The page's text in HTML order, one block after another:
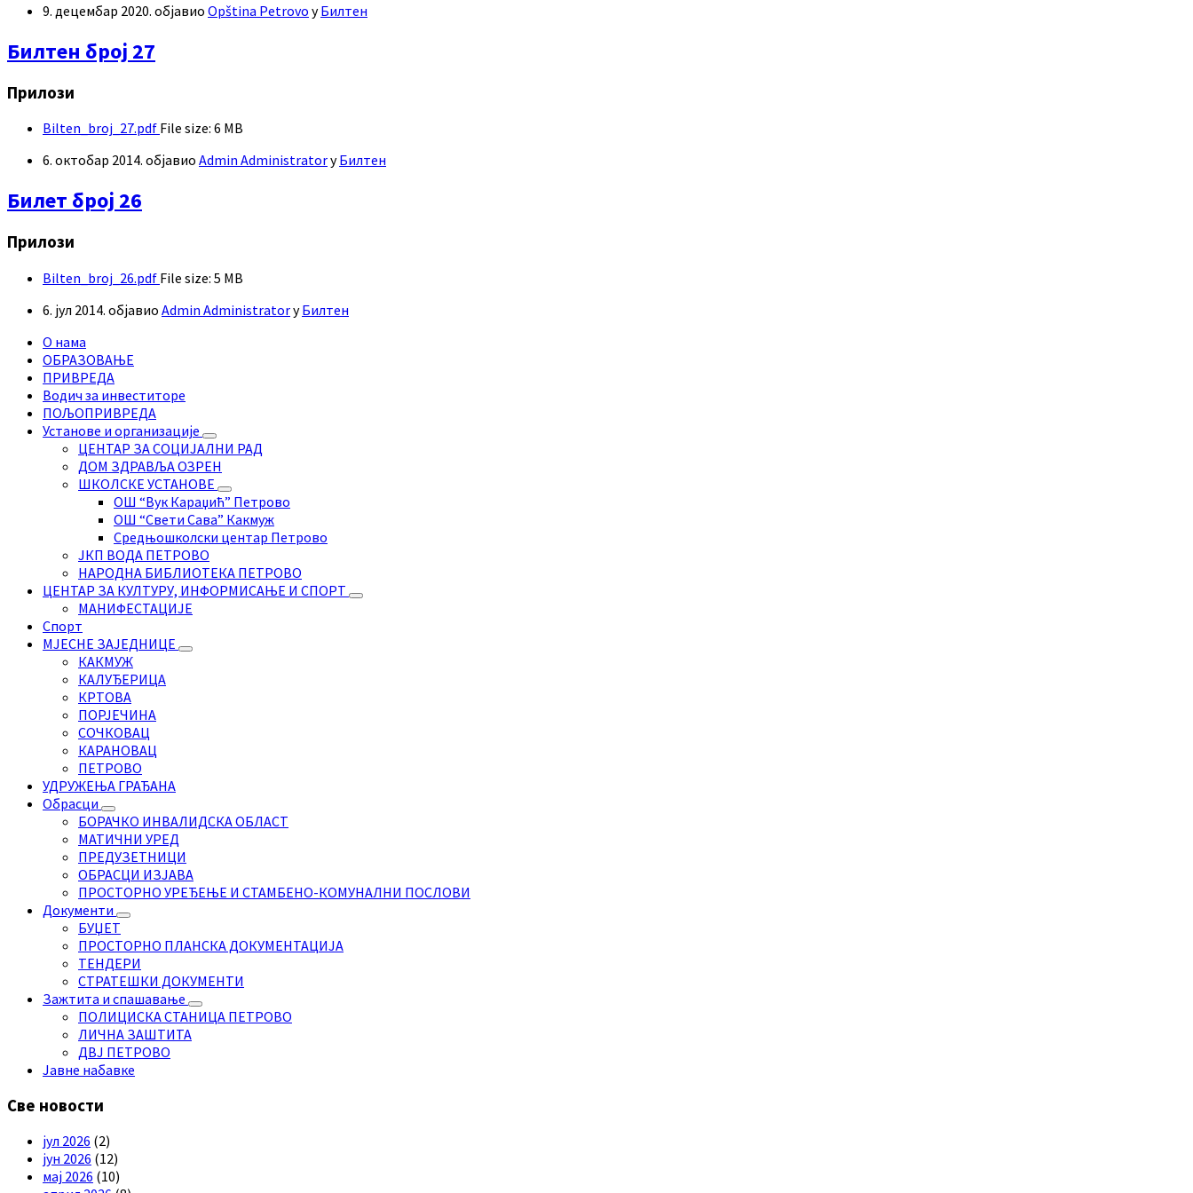
9. децембар 2020. објавио Opština Petrovo уБилтен
Билтен број 27
Прилози
Bilten_broj_27.pdf File size: 6 MB
6. октобар 2014. објавио Admin AdministratorуБилтен
Билет број 26
Прилози
Bilten_broj_26.pdf File size: 5 MB
6. јул 2014. објавио Admin AdministratorуБилтен
О нама
ОБРАЗОВАЊЕ
ПРИВРЕДА
Водич за инвеститоре
ПОЉОПРИВРЕДА
Установе и организације
ЦЕНТАР ЗА СОЦИЈАЛНИ РАД
ДОМ ЗДРАВЉА ОЗРЕН
ШКОЛСКЕ УСТАНОВЕ
ОШ “Вук Караџић” Петрово
ОШ “Свети Сава” Какмуж
Средњошколски центар Петрово
ЈКП ВОДА ПЕТРОВО
НАРОДНА БИБЛИОТЕКА ПЕТРОВО
ЦЕНТАР ЗА КУЛТУРУ, ИНФОРМИСАЊЕ И СПОРТ
МАНИФЕСТАЦИЈЕ
Спорт
МЈЕСНЕ ЗАЈЕДНИЦЕ
КАКМУЖ
КАЛУЂЕРИЦА
КРТОВА
ПОРЈЕЧИНА
СОЧКОВАЦ
КАРАНОВАЦ
ПЕТРОВО
УДРУЖЕЊА ГРАЂАНА
Обрасци
БОРАЧКО ИНВАЛИДСКА ОБЛАСТ
МАТИЧНИ УРЕД
ПРЕДУЗЕТНИЦИ
ОБРАСЦИ ИЗЈАВА
ПРОСТОРНО УРЕЂЕЊЕ И СТАМБЕНО-КОМУНАЛНИ ПОСЛОВИ
Документи
БУЏЕТ
ПРОСТОРНО ПЛАНСКА ДОКУМЕНТАЦИЈА
ТЕНДЕРИ
СТРАТЕШКИ ДОКУМЕНТИ
Зажтита и спашавање
ПОЛИЦИСКА СТАНИЦА ПЕТРОВО
ЛИЧНА ЗАШТИТА
ДВЈ ПЕТРОВО
Јавне набавке
Све новости
јул 2026 (2)
јун 2026 (12)
мај 2026 (10)